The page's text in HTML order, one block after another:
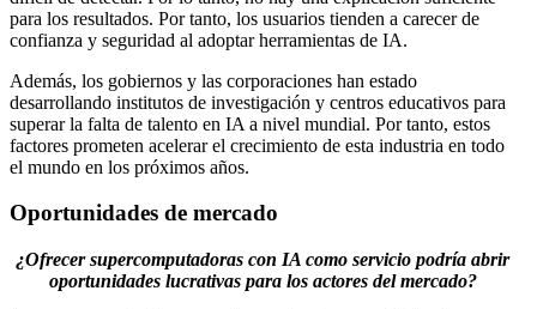
para los resultados. Por tanto, los usuarios tienden a carecer de
confianza y seguridad al adoptar herramientas de IA.
Además, los gobiernos y las corporaciones han estado
desarrollando institutos de investigación y centros educativos para
superar la falta de talento en IA a nivel mundial. Por tanto, estos
factores prometen acelerar el crecimiento de esta industria en todo
el mundo en los próximos años.
Oportunidades de mercado
¿Ofrecer supercomputadoras con IA como servicio podría abrir
oportunidades lucrativas para los actores del mercado?